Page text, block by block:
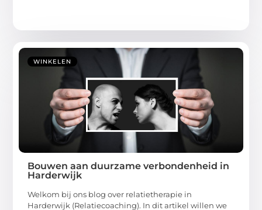
WINKELEN
Bouwen aan duurzame verbondenheid in
Harderwijk
Welkom bij ons blog over relatietherapie in
Harderwijk (Relatiecoaching). In dit artikel willen we